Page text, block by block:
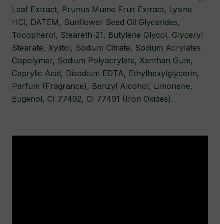
Leaf Extract, Prunus Mume Fruit Extract, Lysine
HCl, DATEM, Sunflower Seed Oil Glycerides,
Tocopherol, Steareth-21, Butylene Glycol, Glyceryl
Stearate, Xylitol, Sodium Citrate, Sodium Acrylates
Copolymer, Sodium Polyacrylate, Xanthan Gum,
Caprylic Acid, Disodium EDTA, Ethylhexylglycerin,
Parfum (Fragrance), Benzyl Alcohol, Limonene,
Eugenol, CI 77492, CI 77491 (Iron Oxides).